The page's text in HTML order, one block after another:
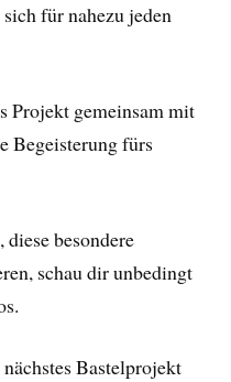
für nahezu jeden
Projekt gemeinsam mit
Begeisterung fürs
besondere
schau dir unbedingt
Bastelprojekt